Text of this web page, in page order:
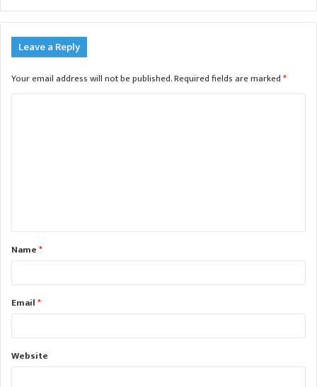
Leave a Reply
Your email address will not be published.Required fields are marked*
t
*Name*
Email*
Website